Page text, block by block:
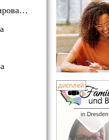
Миграция Консультирование
дисплей